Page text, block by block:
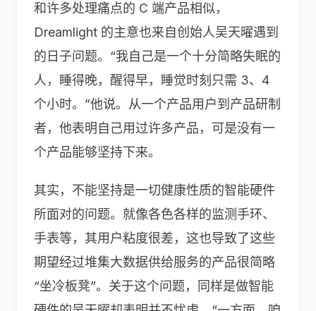
和许多处理痛点的 C 端产品相似，
Dreamlight 的主意也来自创始人吴天曜遇到
的日子问题。“我自己是一个十分简略失眠的
人，睡得晚，醒得早，睡觉时刻只需 3、4
个小时。”他说。从一个产品用户到产品研制
者，他表明自己用过许多产品，可是没有一
个产品能够坚持下来。
其实，不能坚持是一切健康性质的智能硬件
所面对的问题。就像各色各样的监测手环、
手表等，其用户粘度很差，这也导致了这些
期望经过堆集大数据供给服务的产品很简略
“坐冷板凳”。关于这个问题，同样是做智能